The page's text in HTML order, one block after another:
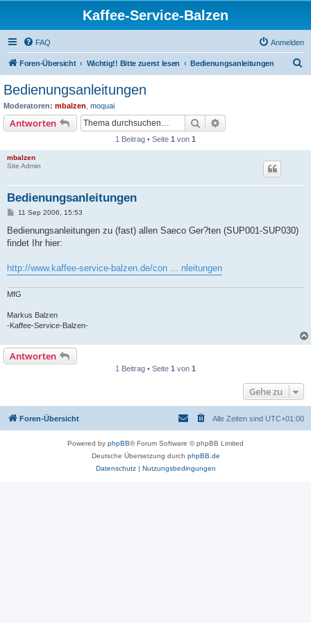
Kaffee-Service-Balzen
FAQ Anmelden
Foren-Übersicht Wichtig!! Bitte zuerst lesen Bedienungsanleitungen
Bedienungsanleitungen
Moderatoren: mbalzen moquai
Antworten Suche
1 Beitrag • Seite 1 von 1
mbalzen
Site Admin
Bedienungsanleitungen
B
i
r
11 Sep 2006, 15:53
Bedienungsanleitungen zu (fast) allen Saeco Ger?ten (SUP001-SUP030)
findet Ihr hier:
http://www.kaffee-service-balzen.de/con ... nleitungen
MfG
Markus Balzen
-Kaffee-Service-Balzen-
Antworten
1 Beitrag • Seite 1 von 1
Gehe zu
Foren-Übersicht Alle Zeiten sind UTC+01:00
Powered by phpBB® Forum Software © phpBB Limited
Deutsche Übersetzung durch phpBB.de
Datenschutz| Nutzungsbedingungen